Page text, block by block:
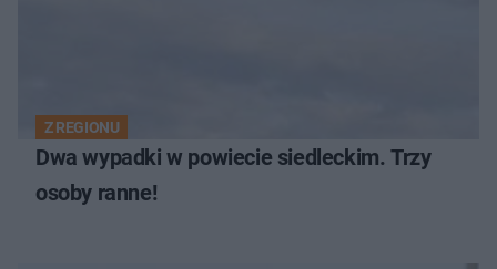
Z REGIONU
Dwa wypadki w powiecie siedleckim. Trzy
osoby ranne!